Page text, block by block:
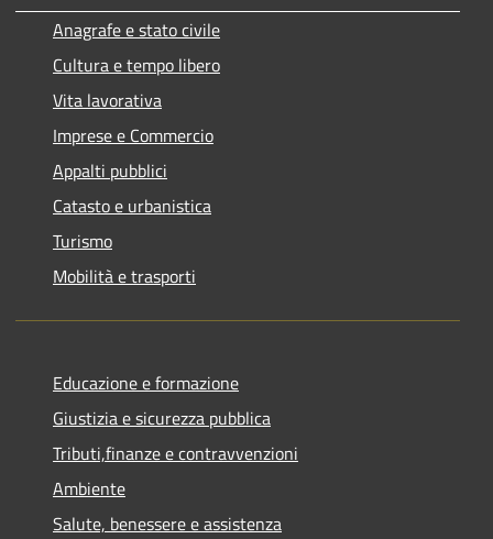
Anagrafe e stato civile
Cultura e tempo libero
Vita lavorativa
Imprese e Commercio
Appalti pubblici
Catasto e urbanistica
Turismo
Mobilità e trasporti
Educazione e formazione
Giustizia e sicurezza pubblica
Tributi,finanze e contravvenzioni
Ambiente
Salute, benessere e assistenza